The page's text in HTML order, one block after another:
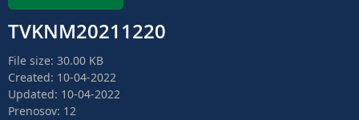
TVKNM20211220
File size: 30.00 KB
Created: 10-04-2022
Updated: 10-04-2022
Prenosov: 12